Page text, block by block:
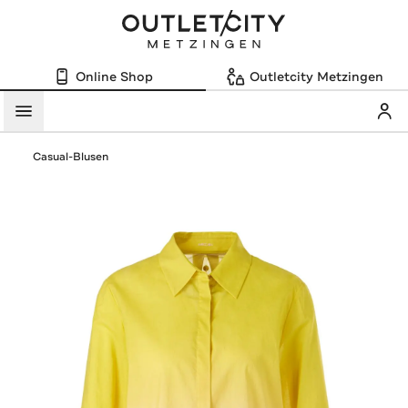
Online Shop Outletcity Metzingen
Menü
Casual-Blusen